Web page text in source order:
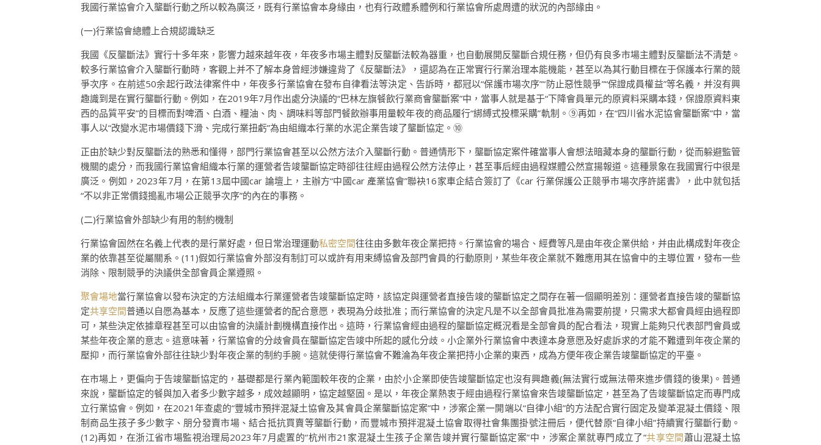
我國行業協會介入壟斷行動之所以較為廣泛，既有行業協會本身緣由，也有行政體系體例和行業協會所處周遭的狀況的內部緣由。
(一)行業協會總體上合規認識缺乏
我國《反壟斷法》實行十多年來，影響力越來越年夜，年夜多市場主體對反壟斷法較為器重，也自動展開反壟斷合規任務，但仍有良多市場主體對反壟斷法不清楚。
較多行業協會介入壟斷行動時，客觀上并不了解本身曾經涉嫌違背了《反壟斷法》，還認為在正常實行行業治理本能機能，甚至以為其行動目標在于保護本行業的競
爭次序。在前述50余起行政法律案件中，年夜多行業協會在發布自律看法等決定、告訴時，都冠以“保護市場次序”“防止惡性競爭”“保證成員權益”等名義，并沒有興
趣識到是在實行壟斷行動。例如，在2019年7月作出處分決議的“巴林左旗餐飲行業商會壟斷案”中，當事人就是基于“下降會員單元的原資料采購本錢，保證原資料東
西的品質平安”的目標而對啤酒、白酒、糧油、肉、調味料等部門餐飲辦事用量較年夜的商品履行“綁縛式投標采購”軌制。⑨再如，在“四川省水泥協會壟斷案”中，當
事人以“改變水泥市場價錢下滑、完成行業扭虧”為由組織本行業的水泥企業告竣了壟斷協定。⑩
正由於缺少對反壟斷法的熟悉和懂得，部門行業協會甚至以公然方法介入壟斷行動。普通情形下，壟斷協定案件確當事人會想法暗藏本身的壟斷行動，從而躲避監管
機關的處分，而我國行業協會組織本行業的運營者告竣壟斷協定時卻往往經由過程公然方法停止，甚至事后經由過程媒體公然宣揚報道。這種景象在我國實行中很是
廣泛。例如，2023年7月，在第13屆中國car 論壇上，主辦方“中國car 產業協會”聯袂16家車企結合簽訂了《car 行業保護公正競爭市場次序許諾書》，此中就包括
“不以非正常價錢搗亂市場公正競爭次序”的內在的事務。
(二)行業協會外部缺少有用的制約機制
行業協會固然在名義上代表的是行業好處，但日常治理運動私密空間往往由多數年夜企業把持。行業協會的場合、經費等凡是由年夜企業供給，并由此構成對年夜企
業的依靠甚至從屬關系。(11)假如行業協會外部沒有制訂可以或許有用束縛協會及部門會員的行動原則，某些年夜企業就不難應用其在協會中的主導位置，發布一些
消除、限制競爭的決議供全部會員企業遵照。
聚會場地當行業協會以發布決定的方法組織本行業運營者告竣壟斷協定時，該協定與運營者直接告竣的壟斷協定之間存在著一個顯明差別：運營者直接告竣的壟斷協
定共享空間普通以自愿為基本，反應了這些運營者的配合意愿，表現為分歧批准；而行業協會的決定凡是不以全部會員批准為需要前提，只需求大都會員經由過程即
可，某些決定依據章程甚至可以由協會的決議計劃機構直接作出。這時，行業協會經由過程的壟斷協定概況看是全部會員的配合看法，現實上能夠只代表部門會員或
某些年夜企業的意志。這意味著，行業協會的分歧會員在壟斷協定告竣中所起的感化分歧。小企業外行業協會中表達本身意愿及好處訴求的才能不難遭到年夜企業的
壓抑，而行業協會外部往往缺少對年夜企業的制約手腕。這就使得行業協會不難淪為年夜企業把持小企業的東西，成為方便年夜企業告竣壟斷協定的平臺。
在市場上，更偏向于告竣壟斷協定的，基礎都是行業內範圍較年夜的企業，由於小企業即使告竣壟斷協定也沒有興趣義(無法實行或無法帶來進步價錢的後果)。普通
來說，壟斷協定的餐與加入者多少數字越多，成效越顯明，協定越堅固。是以，年夜企業熱衷于經由過程行業協會來告竣壟斷協定，甚至為了告竣壟斷協定而專門成
立行業協會。例如，在2021年查處的“豐城市預拌混凝土協會及其會員企業壟斷協定案”中，涉案企業一開端以“自律小組”的方法配合實行固定及變革混凝土價錢、限
制商品生孩子多少數字、朋分發賣市場、結合抵抗買賣等壟斷行動，而豐城市預拌混凝土協會取得社會集團掛號注冊后，便代替原“自律小組”持續實行壟斷行動。
(12)再如，在浙江省市場監視治理局2023年7月處置的“杭州市21家混凝土生孩子企業告竣并實行壟斷協定案”中，涉案企業就專門成立了“共享空間蕭山混凝土協